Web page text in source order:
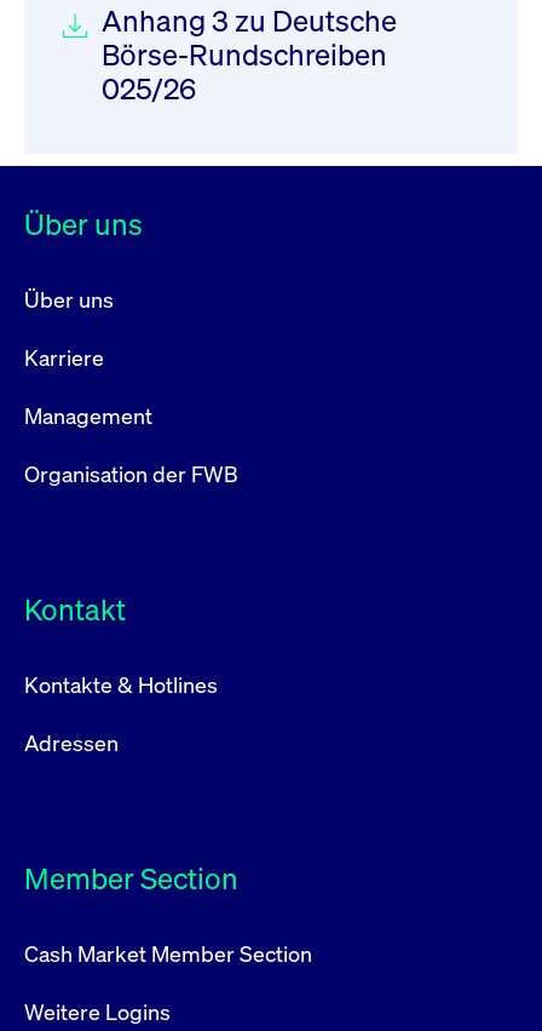
Anhang 3 zu Deutsche
Börse-Rundschreiben
025/26
Über uns
Über uns
Karriere
Management
Organisation der FWB
Kontakt
Kontakte & Hotlines
Adressen
Member Section
Cash Market Member Section
Weitere Logins